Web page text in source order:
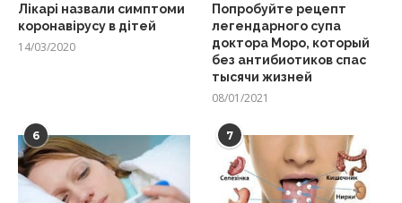
Лікарі назвали симптоми
коронавірусу в дітей
14/03/2020
Попробуйте рецепт
легендарного супа
доктора Моро, который
без антибиотиков спас
тысячи жизней
08/01/2021
6 7